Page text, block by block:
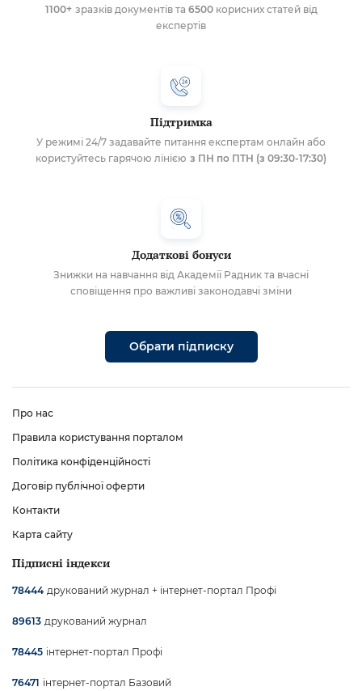
1100+ зразків документів та 6500корисних статей від
експертів
Підтримка
У режимі 24/7 задавайте питання експертам онлайн або
користуйтесь гарячою лінією з ПН по ПТН (з 09:30-17:30)
Додаткові бонуси
Знижки на навчання від Академії Радник та вчасні
сповіщення про важливі законодавчі зміни
Обрати підписку
Про нас
Правила користування порталом
Політика конфіденційності
Договір публічної оферти
Контакти
Карта сайту
Підписні індекси
78444 друкований журнал + інтернет-портал Профі
89613 друкований журнал
78445 інтернет-портал Профі
76471 інтернет-портал Базовий